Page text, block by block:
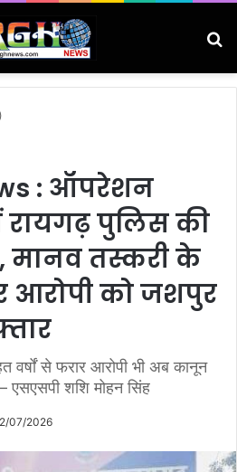
: ऑपरेशन
पुलिस की
मानव तस्करी के
आरोपी को जशपुर
से फरार आरोपी भी अब कानून
शशि मोहन सिंह
07/2026